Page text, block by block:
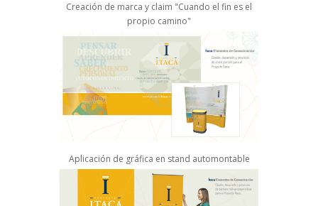
Creación de marca y claim "Cuando el fin es el
propio camino"
Aplicación de gráfica en stand automontable